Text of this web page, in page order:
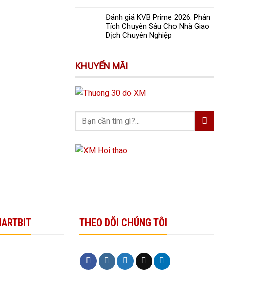
Đánh giá KVB Prime 2026: Phân
Tích Chuyên Sâu Cho Nhà Giao
Dịch Chuyên Nghiệp
KHUYẾN MÃI
THEO DÕI CHÚNG TÔI